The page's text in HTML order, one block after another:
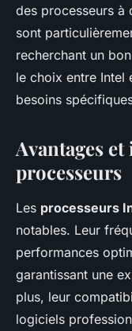
des processeurs à
sont
recherchant un
le choix entre Intel
besoins
Avantages
processeurs
Les processeurs
notables. Leur
performances
garantissant une
plus, leur
logiciels